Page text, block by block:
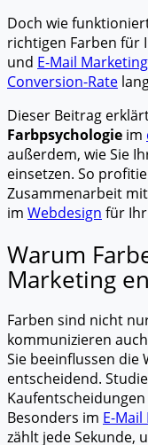
Doch wie
richtigen Farben für
und E-Mail
Conversion-Rate
Dieser Beitrag
Farbpsychologie im
außerdem, wie Sie
einsetzen. So
Zusammenarbeit
im Webdesign für
Warum
Marketing
Farben sind nicht
kommunizieren
Sie beeinflussen
entscheidend.
Besonders im E-
zählt jede Sekunde,